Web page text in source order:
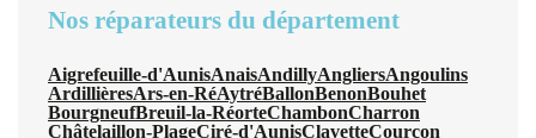
Nos réparateurs du département
Aigrefeuille-d'AunisAnaisAndillyAngliersAngoulins
ArdillièresArs-en-RéAytréBallonBenonBouhet
BourgneufBreuil-la-RéorteChambonCharron
Châtelaillon-PlageCiré-d'AunisClavetteCourçon